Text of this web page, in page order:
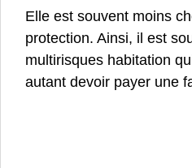
Elle est souvent moins
protection. Ainsi, il est
multirisques habitation
autant devoir payer une